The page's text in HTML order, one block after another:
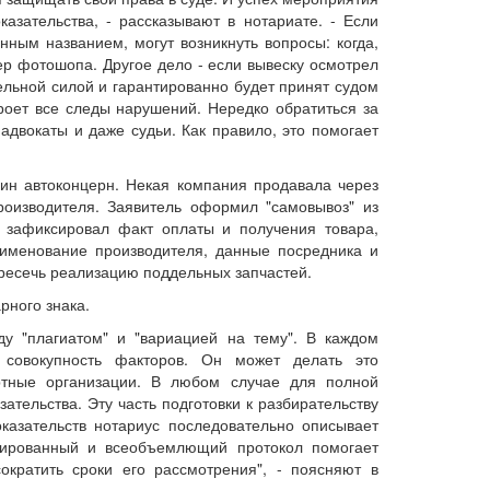
- рассказывают в нотариате. - Если
названием, могут возникнуть вопросы: когда,
фотошопа. Другое дело - если вывеску осмотрел
силой и гарантированно будет принят судом
все следы нарушений. Нередко обратиться за
и даже судьи. Как правило, это помогает
автоконцерн. Некая компания продавала через
Заявитель оформил "самовывоз" из
факт оплаты и получения товара,
производителя, данные посредника и
реализацию поддельных запчастей.
знака.
"плагиатом" и "вариацией на тему". В каждом
факторов. Он может делать это
организации. В любом случае для полной
Эту часть подготовки к разбирательству
нотариус последовательно описывает
и всеобъемлющий протокол помогает
сроки его рассмотрения", - поясняют в